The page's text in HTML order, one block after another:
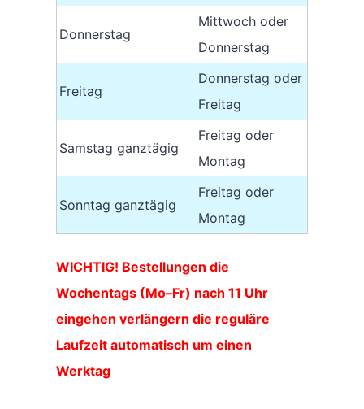
Donnerstag
Mittwoch oder
Donnerstag
Freitag
Donnerstag oder
Freitag
Samstag ganztägig
Freitag oder
Montag
Sonntag ganztägig
Freitag oder
Montag
WICHTIG! Bestellungen die
Wochentags (Mo–Fr) nach 11 Uhr
eingehen verlängern die reguläre
Laufzeit automatisch um einen
Werktag